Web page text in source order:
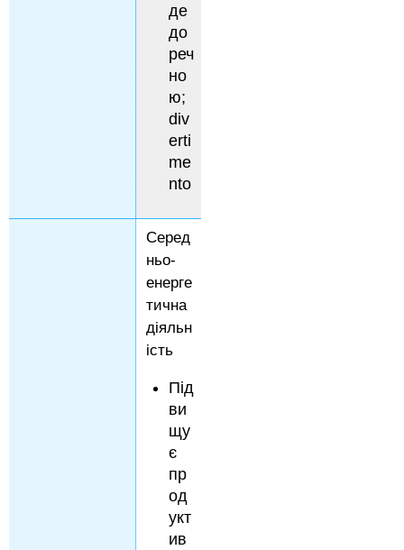
де
до
реч
но
ю;
div
erti
me
nto
Серед
ньо-
енерге
тична
діяльн
ість
Під
ви
щу
є
пр
од
укт
ив